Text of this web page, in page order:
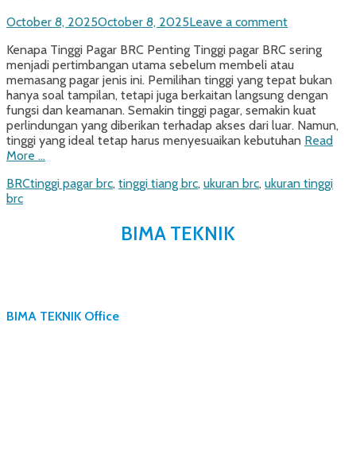
Posted
October 8, 2025October 8, 2025Leave a comment
Kenapa Tinggi Pagar BRC Penting Tinggi pagar BRC sering
menjadi pertimbangan utama sebelum membeli atau
memasang pagar jenis ini. Pemilihan tinggi yang tepat bukan
hanya soal tampilan, tetapi juga berkaitan langsung dengan
fungsi dan keamanan. Semakin tinggi pagar, semakin kuat
perlindungan yang diberikan terhadap akses dari luar. Namun,
tinggi yang ideal tetap harus menyesuaikan kebutuhan Read
More …
Categories
BRCTags
tinggi pagar brc, tinggi tiang brc, ukuran brc, ukuran tinggi
brc
BIMA TEKNIK
BIMA TEKNIK Office